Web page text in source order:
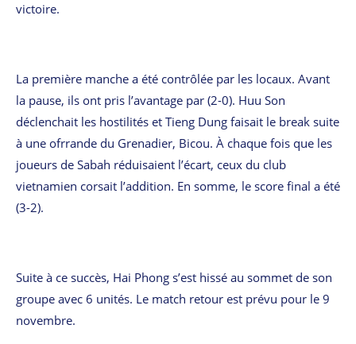
victoire.
La première manche a été contrôlée par les locaux. Avant
la pause, ils ont pris l’avantage par (2-0). Huu Son
déclenchait les hostilités et Tieng Dung faisait le break suite
à une ofrrande du Grenadier, Bicou. À chaque fois que les
joueurs de Sabah réduisaient l’écart, ceux du club
vietnamien corsait l’addition. En somme, le score final a été
(3-2).
Suite à ce succès, Hai Phong s’est hissé au sommet de son
groupe avec 6 unités. Le match retour est prévu pour le 9
novembre.